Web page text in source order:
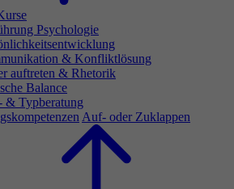
Psychologie
& Konfliktlösung
auftreten & Rhetorik
Balance
& Typberatung
Auf- oder Zuklappen